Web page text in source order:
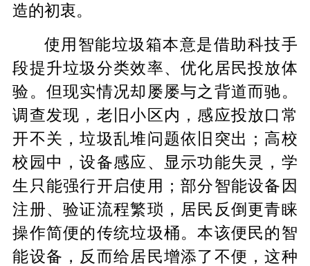
造的初衷。
使用智能垃圾箱本意是借助科技手
段提升垃圾分类效率、优化居民投放体
验。但现实情况却屡屡与之背道而驰。
调查发现，老旧小区内，感应投放口常
开不关，垃圾乱堆问题依旧突出；高校
校园中，设备感应、显示功能失灵，学
生只能强行开启使用；部分智能设备因
注册、验证流程繁琐，居民反倒更青睐
操作简便的传统垃圾桶。本该便民的智
能设备，反而给居民增添了不便，这种